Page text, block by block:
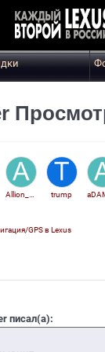
trump
GPS в Lexus
писал(а):